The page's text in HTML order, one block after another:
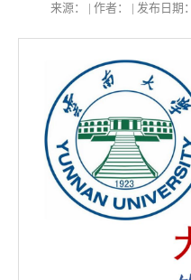
来源： | 作者： | 发布日期